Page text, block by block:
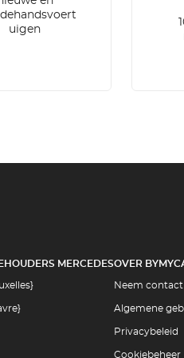
uigen
MERCEDESOVER
Neem
Algemene
Privacybeleid
Cookiebeheer